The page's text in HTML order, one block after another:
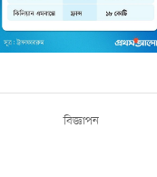
বিজ্ঞাপন